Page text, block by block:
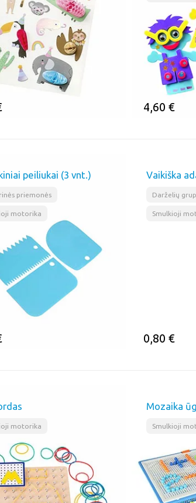
4,60 €
peiliukai (3 vnt.)
priemonės
motorika
Vaikiška
Darželių
Smulkioji
0,80 €
motorika
Mozaika
Smulkioji